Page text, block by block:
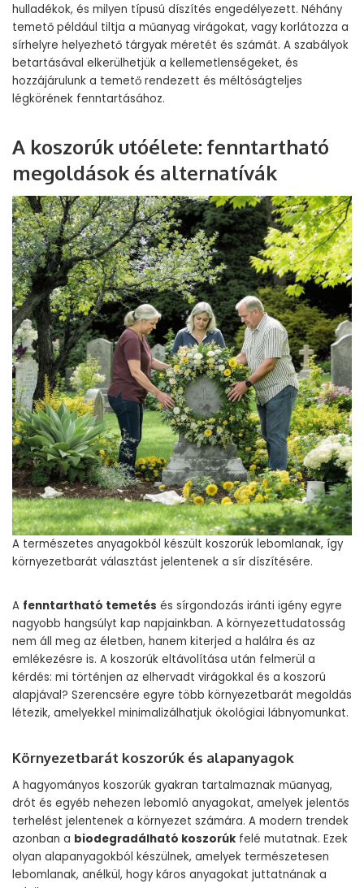
hulladékok, és milyen típusú díszítés engedélyezett. Néhány
temető például tiltja a műanyag virágokat, vagy korlátozza a
sírhelyre helyezhető tárgyak méretét és számát. A szabályok
betartásával elkerülhetjük a kellemetlenségeket, és
hozzájárulunk a temető rendezett és méltóságteljes
légkörének fenntartásához.
A koszorúk utóélete: fenntartható
megoldások és alternatívák
A természetes anyagokból készült koszorúk lebomlanak, így
környezetbarát választást jelentenek a sír díszítésére.
A fenntartható temetés és sírgondozás iránti igény egyre
nagyobb hangsúlyt kap napjainkban. A környezettudatosság
nem áll meg az életben, hanem kiterjed a halálra és az
emlékezésre is. A koszorúk eltávolítása után felmerül a
kérdés: mi történjen az elhervadt virágokkal és a koszorú
alapjával? Szerencsére egyre több környezetbarát megoldás
létezik, amelyekkel minimalizálhatjuk ökológiai lábnyomunkat.
Környezetbarát koszorúk és alapanyagok
A hagyományos koszorúk gyakran tartalmaznak műanyag,
drót és egyéb nehezen lebomló anyagokat, amelyek jelentős
terhelést jelentenek a környezet számára. A modern trendek
azonban a biodegradálható koszorúk felé mutatnak. Ezek
olyan alapanyagokból készülnek, amelyek természetesen
lebomlanak, anélkül, hogy káros anyagokat juttatnának a